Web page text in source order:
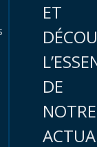
ET
DE
NOTRE